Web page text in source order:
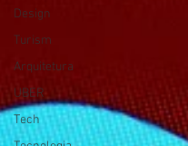
Design
Turism
Arquitetura
UBER
Tech